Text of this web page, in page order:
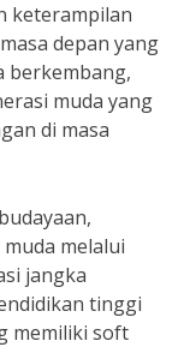
keterampilan
depan yang
berkembang,
muda yang
di masa
melalui
jangka
tinggi
memiliki soft